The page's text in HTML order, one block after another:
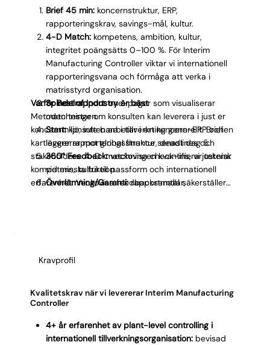
Brief 45 min: koncernstruktur, ERP,
rapporteringskrav, savings-mål, kultur.
4-D Match: kompetens, ambition, kultur,
integritet poängsätts 0–100 %. För Interim
Manufacturing Controller viktar vi internationell
rapporteringsvana och förmåga att verka i
matrisstyrd organisation.
Spindelrapport:one-pager som visualiserar
matchningen.
Start:konsulten arbetar i ert koncern-ERP och
levererar mot global finance senast dag 5.
360° Feedback:veckovisa check-ins, vi justerar
vid minsta friktion.
Överlämning/Garanti:rapportmallar,
Varför Best of Industry är bäst
Metoden testar om konsulten kan leverera i just er
koncernmiljö, inte bara i tillverkning generellt. Briefen
kartlägger rapporteringsstruktur, deadlines och
stakeholders. 4-D-matchningen kvantifierar teknisk
kompetens, kulturell passform och internationell
erfarenhet. Veckovisa feedbacksamtal säkerställer
Kravprofil
Kvalitetskrav när vi levererar Interim Manufacturing
Controller
4+ år erfarenhet av plant-level controlling i
internationell tillverkningsorganisation:bevisad